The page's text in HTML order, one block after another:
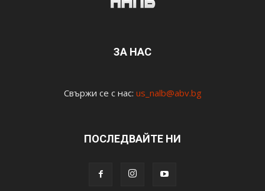
ЗА НАС
Свържи се с нас: us_nalb@abv.bg
ПОСЛЕДВАЙТЕ НИ